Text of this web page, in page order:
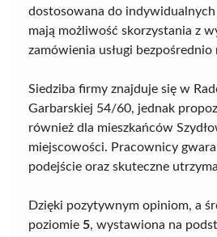
dostosowana do
mają możliwość skorzystania z
zamówienia usługi bezpośrednio
Siedziba firmy znajduje się w
Garbarskiej 54/60, jednak
również dla mieszkańców
miejscowości. Pracownicy
podejście oraz skuteczne
Dzięki pozytywnym opiniom, a
poziomie 5, wystawiona na